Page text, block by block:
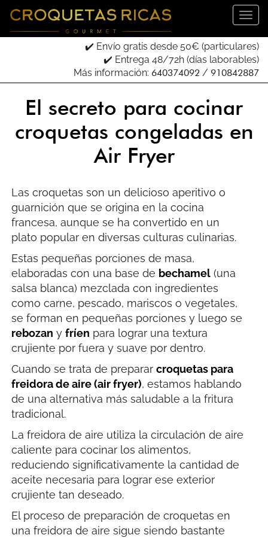
✔️ Envío gratis desde 50€ (particulares)
✔️ Entrega 48/72h (días laborables)
Más información: 640374092 / 910842887
El secreto para cocinar
croquetas congeladas en
Air Fryer
Las croquetas son un delicioso aperitivo o
guarnición que se origina en la cocina
francesa, aunque se ha convertido en un
plato popular en diversas culturas culinarias.
Estas pequeñas porciones de masa,
elaboradas con una base de bechamel (una
salsa blanca) mezclada con ingredientes
como carne, pescado, mariscos o vegetales,
se forman en pequeñas porciones y luego se
rebozan yfríen para lograr una textura
crujiente por fuera y suave por dentro.
Cuando se trata de prepararcroquetas para
freidora de aire (air fryer), estamos hablando
de una alternativa más saludable a la fritura
tradicional.
La freidora de aire utiliza la circulación de aire
caliente para cocinar los alimentos,
reduciendo significativamente la cantidad de
aceite necesaria para lograr ese exterior
crujiente tan deseado.
El proceso de preparación de croquetas en
una freidora de aire sigue siendo bastante
Introduce tu email para recibir tu código descuento:
He leído, entendido y acepto los términos de su
Política de Privacidad.
Odio las croquetas